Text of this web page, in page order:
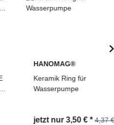
HANOMAG®
Keramik Ring für
Wasserpumpe
jetzt nur3,50 €* 4,37 €